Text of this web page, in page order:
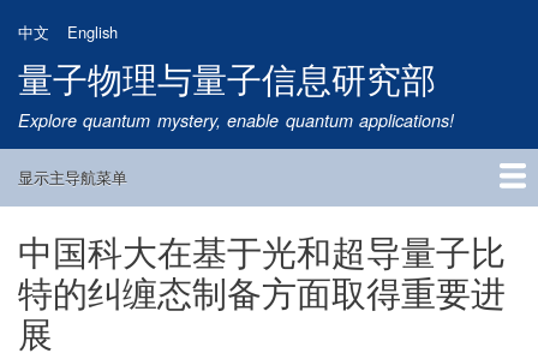
到
主
要
内
中文 English
量子物理与量子信息研究部
Explore quantum mystery, enable quantum applications!
Main
显示主导航菜单
首页
研究方向
量子卫星
团队成员
新闻动态
研究进展
学术报告
论文发表
公告通知
招生信息
相关链接
中国科大在基于光和超导量子比
特的纠缠态制备方面取得重要进
展